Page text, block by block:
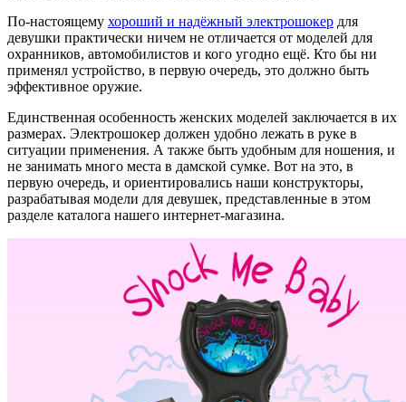
По-настоящему хороший и надёжный электрошокер для
девушки практически ничем не отличается от моделей для
охранников, автомобилистов и кого угодно ещё. Кто бы ни
применял устройство, в первую очередь, это должно быть
эффективное оружие.
Единственная особенность женских моделей заключается в их
размерах. Электрошокер должен удобно лежать в руке в
ситуации применения. А также быть удобным для ношения, и
не занимать много места в дамской сумке. Вот на это, в
первую очередь, и ориентировались наши конструкторы,
разрабатывая модели для девушек, представленные в этом
разделе каталога нашего интернет-магазина.